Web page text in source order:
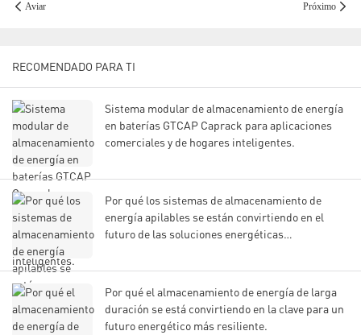
Aviar Próximo
RECOMENDADO PARA TI
Sistema modular de almacenamiento de energía
en baterías GTCAP Caprack para aplicaciones
comerciales y de hogares inteligentes.
Por qué los sistemas de almacenamiento de
energía apilables se están convirtiendo en el
futuro de las soluciones energéticas
Por qué el almacenamiento de energía de larga
duración se está convirtiendo en la clave para un
futuro energético más resiliente.